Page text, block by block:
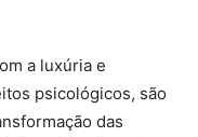
a luxúria e
psicológicos, são
das